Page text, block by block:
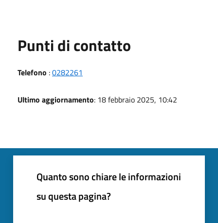
Punti di contatto
Telefono :0282261
Ultimo aggiornamento: 18 febbraio 2025, 10:42
Quanto sono chiare le informazioni
su questa pagina?